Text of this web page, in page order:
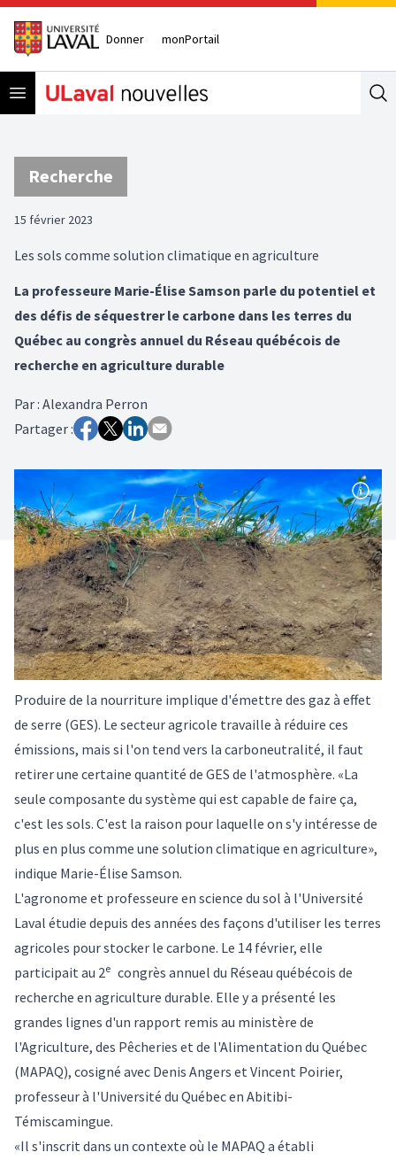
Donner monPortail
Open menu
Recherche
15 février 2023
Les sols comme solution climatique en agriculture
La professeure Marie-Élise Samson parle du potentiel et
des défis de séquestrer le carbone dans les terres du
Québec au congrès annuel du Réseau québécois de
recherche en agriculture durable
Par: Alexandra Perron
Partager :
Produire de la nourriture implique d'émettre des gaz à effet
de serre (GES). Le secteur agricole travaille à réduire ces
émissions, mais si l'on tend vers la carboneutralité, il faut
retirer une certaine quantité de GES de l'atmosphère. «La
seule composante du système qui est capable de faire ça,
c'est les sols. C'est la raison pour laquelle on s'y intéresse de
plus en plus comme une solution climatique en agriculture»,
indique Marie-Élise Samson.
L'agronome et professeure en science du sol à l'Université
Laval étudie depuis des années des façons d'utiliser les terres
agricoles pour stocker le carbone. Le 14 février, elle
participait au 2e congrès annuel du Réseau québécois de
recherche en agriculture durable. Elle y a présenté les
grandes lignes d'un rapport remis au ministère de
l'Agriculture, des Pêcheries et de l'Alimentation du Québec
(MAPAQ), cosigné avec Denis Angers et Vincent Poirier,
professeur à l'Université du Québec en Abitibi-
Témiscamingue.
«Il s'inscrit dans un contexte où le MAPAQ a établi